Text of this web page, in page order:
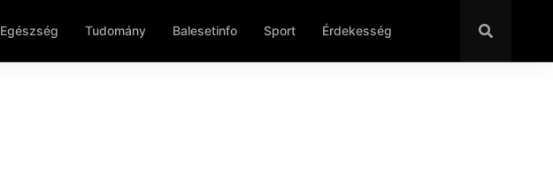
Egészség Tudomány Balesetinfo Sport Érdekesség